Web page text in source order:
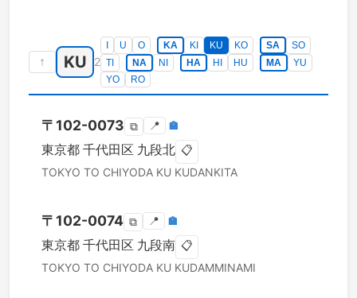
↑ KU 2
U O KA KI KU KO SA
SO
TI
NA NI HA HI HU MA
YU
YO
RO
〒 102-0073 ⧉ 📍 🏣
東京都 千代田区 九段北 📋
TOKYO TO CHIYODA KU KUDANKITA
〒 102-0074 ⧉ 📍 🏣
東京都 千代田区 九段南 📋
TOKYO TO CHIYODA KU KUDAMMINAMI